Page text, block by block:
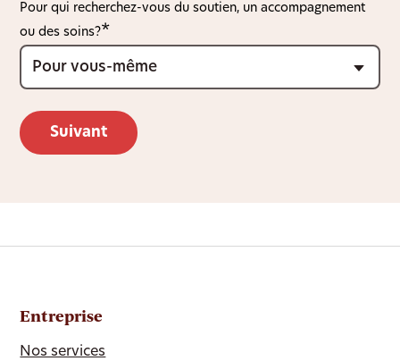
Pour qui recherchez-vous du soutien, un accompagnement
ou des soins?
Entreprise
Nos services